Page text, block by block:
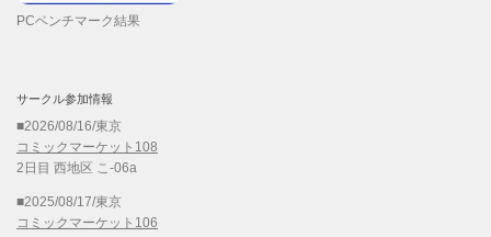
PCベンチマーク結果
サークル参加情報
■2026/08/16/東京
コミックマーケット108
2日目 西地区 こ-06a
■2025/08/17/東京
コミックマーケット106